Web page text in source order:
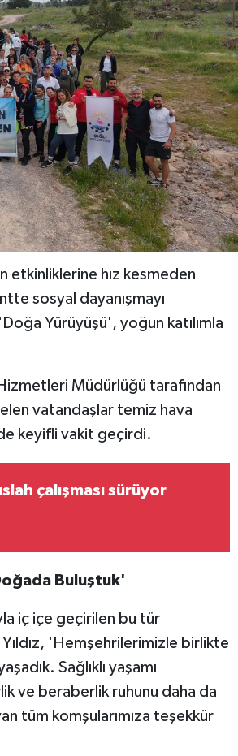
etkinliklerine hız kesmeden
sosyal dayanışmayı
Yürüyüşü', yoğun katılımla
Müdürlüğü tarafından
vatandaşlar temiz hava
keyifli vakit geçirdi.
çalışması sürüyor
Buluştuk'
iç içe geçirilen bu tür
'Hemşehrilerimizle birlikte
Sağlıklı yaşamı
ve beraberlik ruhunu daha da
tüm komşularımıza teşekkür